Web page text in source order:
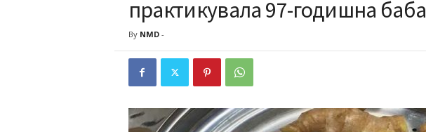
практикувала 97-годишна баба
By NMD-